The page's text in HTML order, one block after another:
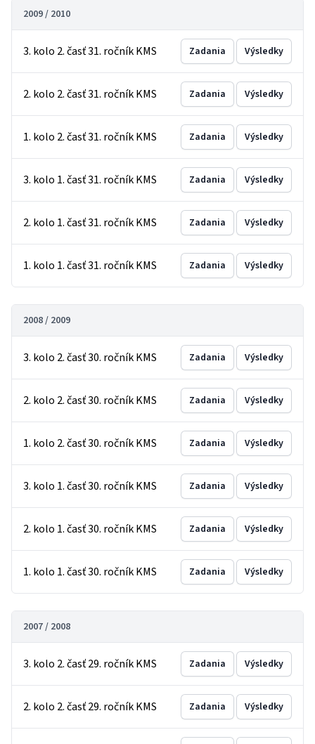
2009 / 2010
3. kolo 2. časť 31. ročník KMS Zadania Výsledky
2. kolo 2. časť 31. ročník KMS Zadania Výsledky
1. kolo 2. časť 31. ročník KMS Zadania Výsledky
3. kolo 1. časť 31. ročník KMS Zadania Výsledky
2. kolo 1. časť 31. ročník KMS Zadania Výsledky
1. kolo 1. časť 31. ročník KMS Zadania Výsledky
2008 / 2009
3. kolo 2. časť 30. ročník KMS Zadania Výsledky
2. kolo 2. časť 30. ročník KMS Zadania Výsledky
1. kolo 2. časť 30. ročník KMS Zadania Výsledky
3. kolo 1. časť 30. ročník KMS Zadania Výsledky
2. kolo 1. časť 30. ročník KMS Zadania Výsledky
1. kolo 1. časť 30. ročník KMS Zadania Výsledky
2007 / 2008
3. kolo 2. časť 29. ročník KMS Zadania Výsledky
2. kolo 2. časť 29. ročník KMS Zadania Výsledky